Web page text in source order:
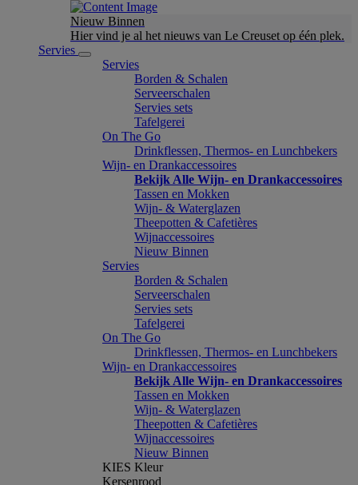
Nieuw Binnen
Hier vind je al het nieuws van Le Creuset op één plek.
Servies
Servies
Borden & Schalen
Serveerschalen
Servies sets
Tafelgerei
On The Go
Drinkflessen, Thermos- en Lunchbekers
Wijn- en Drankaccessoires
Bekijk Alle Wijn- en Drankaccessoires
Tassen en Mokken
Wijn- & Waterglazen
Theepotten & Cafetières
Wijnaccessoires
Nieuw Binnen
Servies
Borden & Schalen
Serveerschalen
Servies sets
Tafelgerei
On The Go
Drinkflessen, Thermos- en Lunchbekers
Wijn- en Drankaccessoires
Bekijk Alle Wijn- en Drankaccessoires
Tassen en Mokken
Wijn- & Waterglazen
Theepotten & Cafetières
Wijnaccessoires
Nieuw Binnen
KIES Kleur
Kersenrood